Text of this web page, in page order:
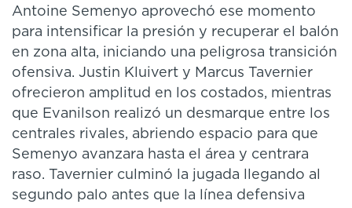
Antoine Semenyo aprovechó ese momento
para intensificar la presión y recuperar el balón
en zona alta, iniciando una peligrosa transición
ofensiva. Justin Kluivert y Marcus Tavernier
ofrecieron amplitud en los costados, mientras
que Evanilson realizó un desmarque entre los
centrales rivales, abriendo espacio para que
Semenyo avanzara hasta el área y centrara
raso. Tavernier culminó la jugada llegando al
segundo palo antes que la línea defensiva